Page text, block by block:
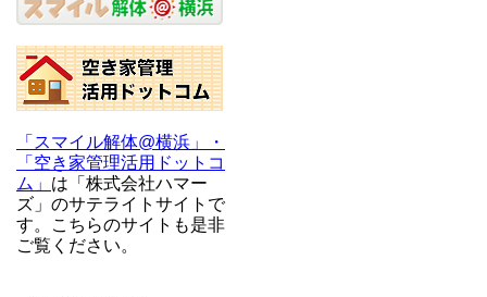
「スマイル解体@横浜」・
「空き家管理活用ドットコ
ム」 は「株式会社ハマー
ズ」のサテライトサイトで
す。こちらのサイトも是非
ご覧ください。